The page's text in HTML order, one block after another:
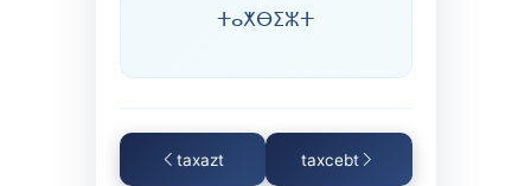
ⵜⴰⵅⴱⵉⵣⵜ
taxazt taxcebt